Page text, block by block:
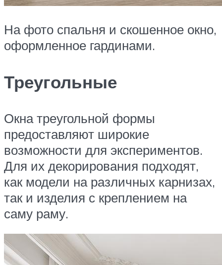
На фото спальня и скошенное окно,
оформленное гардинами.
Треугольные
Окна треугольной формы
предоставляют широкие
возможности для экспериментов.
Для их декорирования подходят,
как модели на различных карнизах,
так и изделия с креплением на
саму раму.